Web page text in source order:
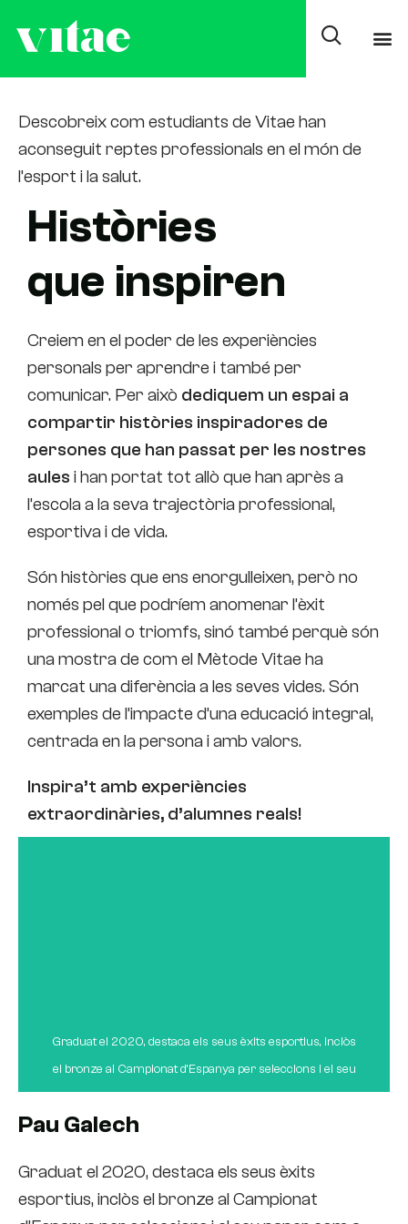
Descobreix com estudiants de Vitae han
aconseguit reptes professionals en el món de
l’esport i la salut.
Històries
que inspiren
Creiem en el poder de les experiències
personals per aprendre i també per
comunicar. Per això dediquem un espai a
compartir històries inspiradores de
persones que han passat per les nostres
aules i han portat tot allò que han après a
l’escola a la seva trajectòria professional,
esportiva i de vida.
Són històries que ens enorgulleixen, però no
només pel que podríem anomenar l’èxit
professional o triomfs, sinó també perquè són
una mostra de com el Mètode Vitae ha
marcat una diferència a les seves vides. Són
exemples de l’impacte d’una educació integral,
centrada en la persona i amb valors.
Inspira’t amb experiències
extraordinàries, d’alumnes reals!
Graduat el 2020, destaca els seus èxits esportius, inclòs
el bronze al Campionat d'Espanya per seleccions i el seu
paper com a segon entrenador a la Lliga Sacyr Asobal.
Reconeix la utilitat del grau per aplicar els coneixements
seu creixement personal i professional. El seu record
més preat és el darrer dia al centre, on va entendre
Pau Galech
Graduat el 2020, destaca els seus èxits
esportius, inclòs el bronze al Campionat